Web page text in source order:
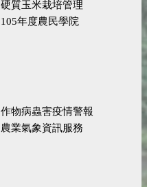
硬質玉米栽培管理
105年度農民學院
作物病蟲害疫情警報
農業氣象資訊服務